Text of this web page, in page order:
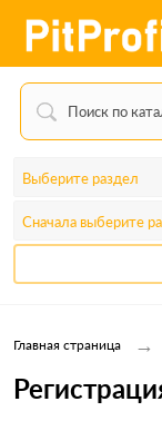
Выберите раздел
Сначала выберите
Главная страница →